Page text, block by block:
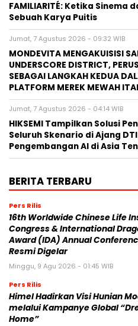
FAMILIARITÉ: Ketika
Sebuah Karya Puitis
Jumat, 7 Agustus 2026 - 09:32 WIB
MONDEVITA MENGAKUISISI
UNDERSCORE DISTRICT,
SEBAGAI LANGKAH KEDUA
PLATFORM MEREK MEWAH
Jumat, 7 Agustus 2026 - 04:14 WIB
HIKSEMI Tampilkan Solusi
Seluruh Skenario di Ajang
Pengembangan AI di Asia
BERITA TERBARU
Pers Rilis
16th Worldwide Chinese Life
Congress & International
Award (IDA) Annual
Resmi Digelar
Minggu, 9 Agu 2026 - 01:45 WIB
Pers Rilis
Himel Hadirkan Visi Hunian
melalui Kampanye Global
Home”